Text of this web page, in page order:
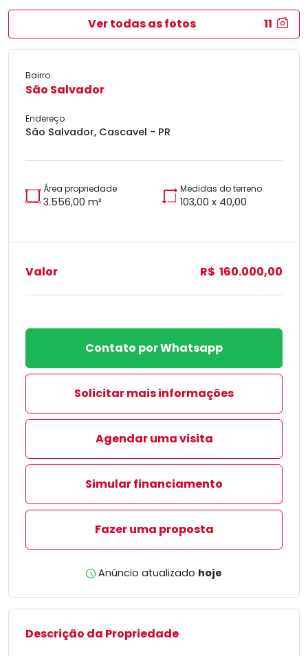
Ver todas as fotos 11
Bairro
São Salvador
Endereço
São Salvador, Cascavel - PR
Área propriedade
3.556,00 m²
Medidas do terreno
103,00 x 40,00
Valor R$ 160.000,00
Contato por Whatsapp
Solicitar mais informações
Agendar uma visita
Simular financiamento
Fazer uma proposta
Anúncio atualizado hoje
Descrição da Propriedade